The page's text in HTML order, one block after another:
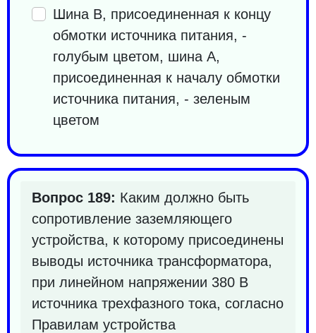
Шина B, присоединенная к концу
обмотки источника питания, -
голубым цветом, шина A,
присоединенная к началу обмотки
источника питания, - зеленым
цветом
Вопрос 189: Каким должно быть
сопротивление заземляющего
устройства, к которому присоединены
выводы источника трансформатора,
при линейном напряжении 380 В
источника трехфазного тока, согласно
Правилам устройства